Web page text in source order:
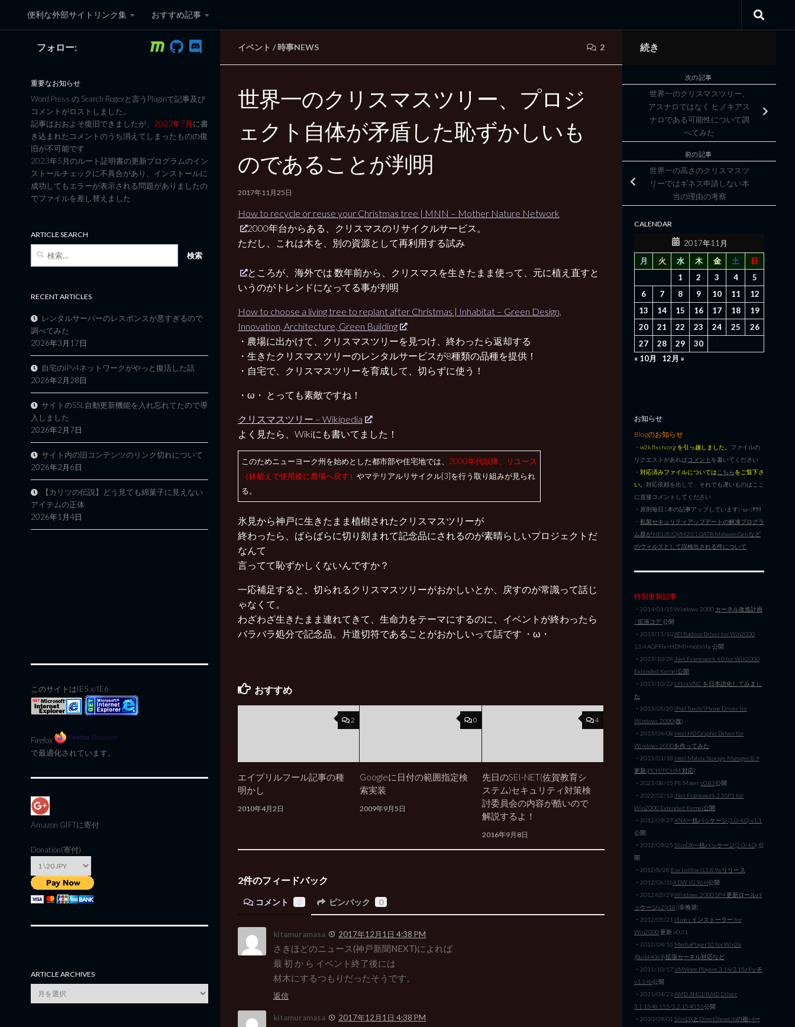
コンテンツへスキップ
便利な外部サイトリンク集 おすすめ記事
黒翼猫のコンピュータ日記 3rd Edition
イベント /時事NEWS 2
世界一のクリスマスツリー、プロジ
ェクト自体が矛盾した恥ずかしいも
のであることが判明
2017年11月25日
How to recycle or reuse your Christmas tree | MNN – Mother Nature Network
2000年台からある、クリスマスのリサイクルサービス。
ただし、これは木を、別の資源として再利用する試み
ところが、海外では 数年前から、クリスマスを生きたまま使って、元に植え直すと
いうのがトレンドになってる事が判明
How to choose a living tree to replant after Christmas | Inhabitat – Green Design,
Innovation, Architecture, Green Building
・農場に出かけて、クリスマスツリーを見つけ、終わったら返却する
・生きたクリスマスツリーのレンタルサービスが8種類の品種を提供！
・自宅で、クリスマスツリーを育成して、切らずに使う！
・ω・ とっても素敵ですね！
クリスマスツリー – Wikipedia
よく見たら、Wikiにも書いてました！
このためニューヨーク州を始めとした都市部や住宅地では、 2000年代以降、リユース
（鉢植えで使用後に農場へ戻す） やマテリアルリサイクル[3]を行う取り組みが見られ
る。
氷見から神戸に生きたまま植樹されたクリスマスツリーが
終わったら、ばらばらに切り刻まれて記念品にされるのが素晴らしいプロジェクトだ
なんて
言ってて恥ずかしくないんですか？
一応補足すると、切られるクリスマスツリーがおかしいとか、戻すのが常識って話じ
ゃなくて。
わざわざ生きたまま連れてきて、生命力をテーマにするのに、イベントが終わったら
バラバラ処分で記念品。片道切符であることがおかしいって話です ・ω・
おすすめ
2
エイプリルフール記事の種
明かし
2010年4月2日
0
Googleに日付の範囲指定検
索実装
2009年9月5日
4
先日のSEI-NET(佐賀教育シ
ステム)セキュリティ対策検
討委員会の内容が酷いので
解説するよ！
2016年9月8日
2件のフィードバック
コメント ピンバック 0
kitamuramasa 2017年12月1日 4:38 PM
さきほどのニュース(神戸新聞NEXT)によれば
最 初 か ら イベント終了後には
材木にするつもりだったそうです。
返信
kitamuramasa 2017年12月1日 4:38 PM
フォロー:
重要なお知らせ
Word Press の Search Regexと言うPluginで記事及び
コメントがロストしました。
記事はおおよそ復旧できましたが、 2023年7月に書
き込まれたコメントのうち消えてしまったものの復
旧が不可能です
2023年5月のルート証明書の更新プログラムのイン
ストールチェックに不具合があり、インストールに
成功してもエラーが表示される問題がありましたの
でファイルを差し替えました
ARTICLE SEARCH
RECENT ARTICLES
レンタルサーバーのレスポンスが悪すぎるので
調べてみた
2026年3月17日
自宅のIPv4ネットワークがやっと復活した話
2026年2月28日
サイトのSSL自動更新機能を入れ忘れてたので導
入しました
2026年2月7日
サイト内の旧コンテンツのリンク切れについて
2026年2月6日
【カリツの伝説】どう見ても綿菓子に見えない
アイテムの正体
2026年1月4日
このサイトはIE5.x/IE6
Firefox
で最適化されています。
Amazon GIFTに寄付
Donation(寄付)
ARTICLE ARCHIVES
Article
Archives
続き
次の記事
世界一のクリスマスツリー、
アスナロではなく ヒノキアス
ナロである可能性について調
べてみた
前の記事
世界一の高さのクリスマスツ
リーではギネス申請しない本
当の理由の考察
CALENDAR
2017年11月
月
火 水 木 金 土
日
1
2 3 4
5
6
7 8 9 10 11
12
13
14 15 16 17 18
19
20
21 22 23 24 25
26
27
28 29
30
« 10月
12月 »
お知らせ
Blogのお知らせ
・ w2k.flxsrv.org を引っ越しました。 ファイルの
リクエストがあればコメント を書いてください
・ 対応済みファイルについては こちらをご覧下さ
い。 対応依頼を出して、それでも遅いものはここ
に直接コメントしてください
・原則毎日1本の記事アップしています|･ω･)ﾁﾗﾘ
・ 私製セキュリティアップデートの解凍プログラ
ム群が HEUR/QVM20.1.0A7B.Malware.Gen など
のウィルスとして誤検出される件について
特別更新記事
・2014/01/15 Windows 2000 カーネル改造計画
/ 拡張コア 公開
・2013/11/10ATI Radeon Driver for Win2000
13.4 AGPFix+HDMI+mobility 公開
・2013/10/28 .Net Framework 4.0 for Win2000
Extended Kernel公開
・2013/10/22 Ultra VNC を日本語化してみまし
た
・2013/05/20 iPod Touch/iPhone Driver for
Windows 2000(改)
・2013/04/08 Intel HD Graphic Driver for
Windows 2000を作ってみた
・2013/01/18 Intel Matrix Storage Manager 8.9
更新(PCH/PCHM 対応)
・2023/08/15 PE Makerv0.83公開
・2022/02/13 .Net Framework 3.5SP1 for
Win2000 Extended Kernel公開
・2012/09/27XNA一括パッケージ(1.0-4.0) v1.1
公開
・2012/09/25 SlimDX一括パッケージ(2.0/4.0) 公
開
・2012/8/28 Ese Lolifox 0.3.8.9a リリース
・2012/06/16KDW v0.96m公開
・2012/05/29Windows 2000 SP4 更新ロールパ
ッケージv2(r18)(非推奨)
・2012/05/21 iTunes インストーラー for
Win2000更新 v0.31
・2012/04/16 MediaPlayer10 for Win2k
(Build4069)拡張カーネル対応など
・2011/10/17VMWare Playere 3.14/3.15パッチ
v3.14b公開
・2011/04/23 AMD AHCI/RAID Driver
3.1.1548.155/3.2.1540.53公開
・2010/09/01 SlimDXとDirectShowLibの複バー